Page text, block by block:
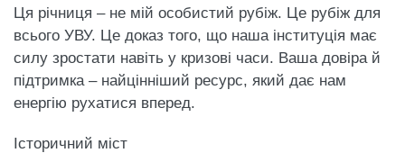
Ця річниця – не мій особистий рубіж. Це рубіж для
всього УВУ. Це доказ того, що наша інституція має
силу зростати навіть у кризові часи. Ваша довіра й
підтримка – найцінніший ресурс, який дає нам
енергію рухатися вперед.
Історичний міст